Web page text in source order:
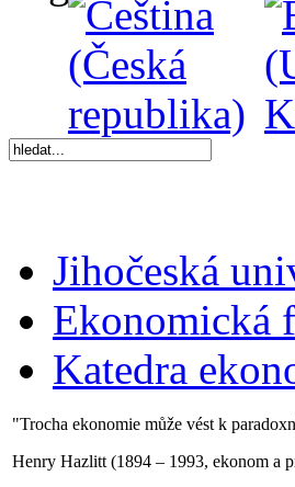
Jihočeská
Ekonomická
Katedra
"Trocha ekonomie může vést k
Henry Hazlitt (1894 – 1993, ekonom a